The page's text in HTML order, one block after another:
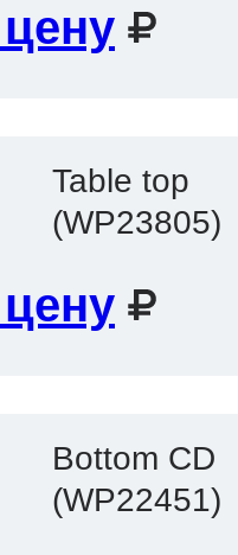
Table top
(WP23805)
Bottom CD
(WP22451)